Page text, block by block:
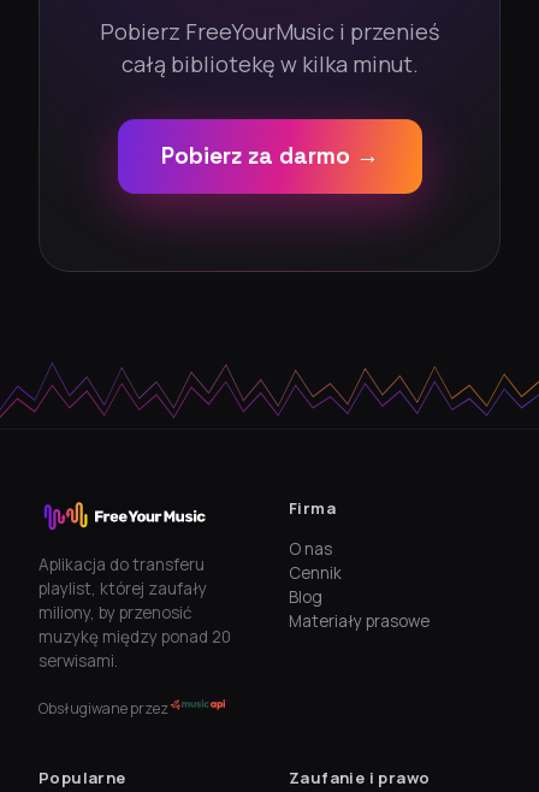
Pobierz FreeYourMusic i przenieś
całą bibliotekę w kilka minut.
Pobierz za darmo →
Aplikacja do transferu
playlist, której zaufały
miliony, by przenosić
muzykę między ponad 20
serwisami.
Obsługiwane przez
Firma
O nas
Cennik
Blog
Materiały prasowe
Popularne Zaufanie i prawo